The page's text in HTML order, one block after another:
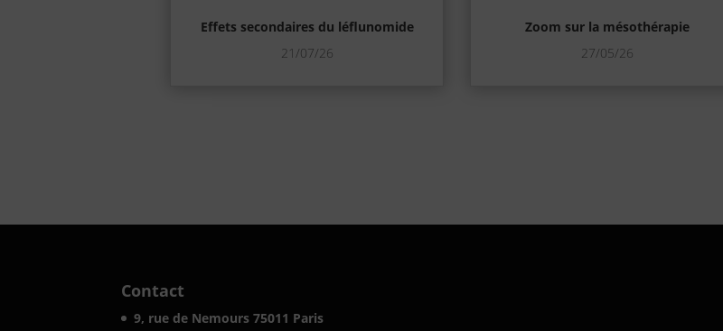
Effets secondaires du léflunomide
21/07/26
Zoom sur la mésothérapie
27/05/26
Contact
9, rue de Nemours 75011 Paris